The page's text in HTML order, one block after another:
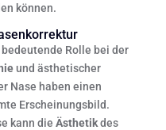
können.
Rolle bei der
und ästhetischer
Nase haben einen
Erscheinungsbild.
kann die Ästhetikdes